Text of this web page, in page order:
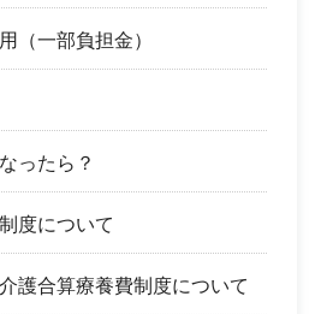
（一部負担金）
ったら？
度について
護合算療養費制度について